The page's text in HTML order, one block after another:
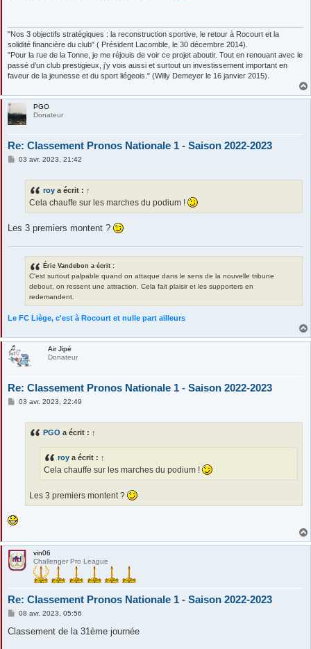
"Nos 3 objectifs stratégiques : la reconstruction sportive, le retour à Rocourt et la
solidité financière du club" ( Président Lacomble, le 30 décembre 2014).
"Pour la rue de la Tonne, je me réjouis de voir ce projet aboutir. Tout en renouant avec le
passé d’un club prestigieux, j’y vois aussi et surtout un investissement important en
faveur de la jeunesse et du sport liégeois." (Willy Demeyer le 16 janvier 2015).
PGO
Donateur
Re: Classement Pronos Nationale 1 - Saison 2022-2023
M03 avr. 2023, 21:42
roy a écrit : ↑
Cela chauffe sur les marches du podium !
Les 3 premiers montent ?
Éric Vandebon a écrit :
C'est surtout palpable quand on attaque dans le sens de la nouvelle tribune
debout, on ressent une attraction. Cela fait plaisir et les supporters en
redemandent.
Le FC Liège, c'est à Rocourt et nulle part ailleurs
Air Jipé
Donateur
Re: Classement Pronos Nationale 1 - Saison 2022-2023
M03 avr. 2023, 22:49
PGO a écrit : ↑
roy a écrit : ↑
Cela chauffe sur les marches du podium !
Les 3 premiers montent ?
vin06
Challenger Pro League
Re: Classement Pronos Nationale 1 - Saison 2022-2023
M
s
08 avr. 2023, 05:56
Classement de la 31ème journée